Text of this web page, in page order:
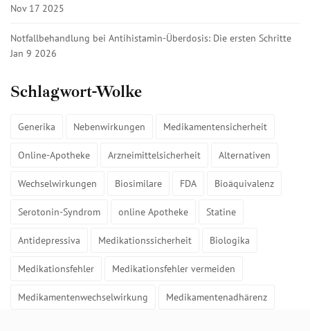
Nov 17 2025
Notfallbehandlung bei Antihistamin-Überdosis: Die ersten Schritte
Jan 9 2026
Schlagwort-Wolke
Generika Nebenwirkungen Medikamentensicherheit
Online-Apotheke Arzneimittelsicherheit Alternativen
Wechselwirkungen Biosimilare FDA Bioäquivalenz
Serotonin-Syndrom online Apotheke Statine
Antidepressiva Medikationssicherheit Biologika
Medikationsfehler Medikationsfehler vermeiden
Medikamentenwechselwirkung Medikamentenadhärenz